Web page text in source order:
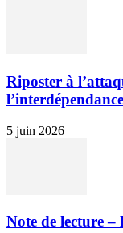
Riposter à
5 juin 2026
Note de lecture –